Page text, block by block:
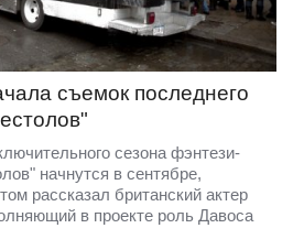
съемок последнего
сезона фэнтези-
начнутся в сентябре,
рассказал британский актер
в проекте роль Давоса